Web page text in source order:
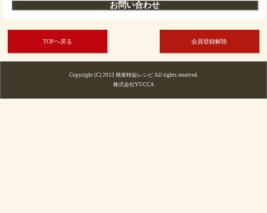
お問い合わせ
TOPへ戻る 会員登録解除
Copyright (C) 2013 簡単時短レシピ All rights reserved.
株式会社YUCCA